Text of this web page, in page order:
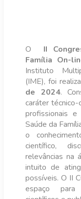
O
II
Família On-
Instituto
(IME), foi
de 2024.
caráter técnico-
profissionais
Saúde da
o
científico,
relevâncias na
intuito de
possíveis. O II
espaço para